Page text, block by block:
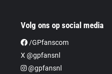
Volg ons op social media
/GPfanscom
X @gpfansnl
@gpfansnl